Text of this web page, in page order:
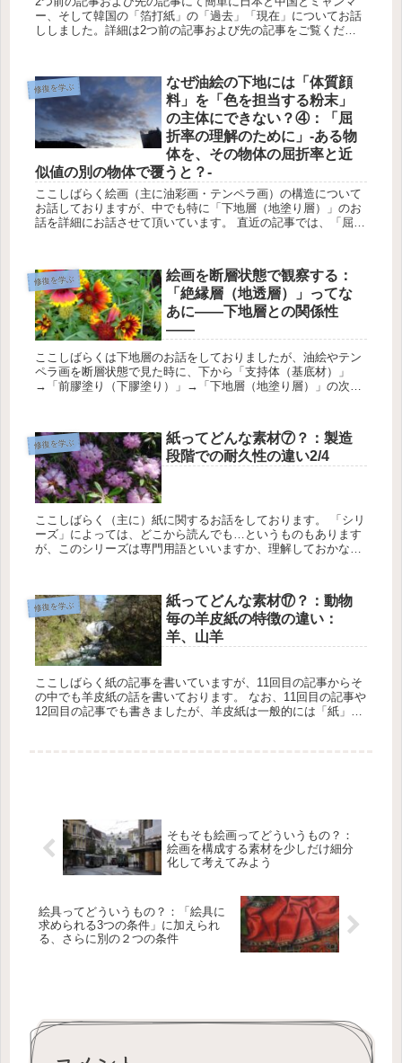
ー、そして韓国の「箔打紙」の「過去」「現在」についてお話
ししました。詳細は2つ前の記事および先の記事をご覧くださ
修復を学ぶ
なぜ油絵の下地には「体質顔
料」を「色を担当する粉末」
の主体にできない？④：「屈
折率の理解のために」-ある物
体を、その物体の屈折率と近
似値の別の物体で覆うと？-
ここしばらく絵画（主に油彩画・テンペラ画）の構造について
お話しておりますが、中でも特に「下地層（地塗り層）」のお
話を詳細にお話させて頂いています。 直近の記事では、「屈折
修復を学ぶ
絵画を断層状態で観察する：
「絶縁層（地透層）」ってな
あに――下地層との関係性
――
ここしばらくは下地層のお話をしておりましたが、油絵やテン
ペラ画を断層状態で見た時に、下から「支持体（基底材）」
→「前膠塗り（下膠塗り）」→「下地層（地塗り層）」の次に
修復を学ぶ
紙ってどんな素材⑦？：製造
段階での耐久性の違い2/4
ここしばらく（主に）紙に関するお話をしております。 「シリ
ーズ」によっては、どこから読んでも…というものもあります
が、このシリーズは専門用語といいますか、理解しておかなく
修復を学ぶ
紙ってどんな素材⑰？：動物
毎の羊皮紙の特徴の違い：
羊、山羊
ここしばらく紙の記事を書いていますが、11回目の記事からそ
の中でも羊皮紙の話を書いております。 なお、11回目の記事や
12回目の記事でも書きましたが、羊皮紙は一般的には「紙」で
そもそも絵画ってどういうもの？：
絵画を構成する素材を少しだけ細分
化して考えてみよう
絵具ってどういうもの？：「絵具に
求められる3つの条件」に加えられ
る、さらに別の２つの条件